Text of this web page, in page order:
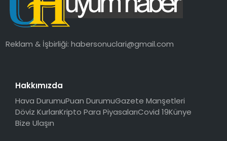
Reklam & İşbirliği:habersonuclari@gmail.com
Hakkımızda
Hava DurumuPuan DurumuGazete Manşetleri
Döviz KurlarıKripto Para PiyasalarıCovid 19Künye
Bize Ulaşın